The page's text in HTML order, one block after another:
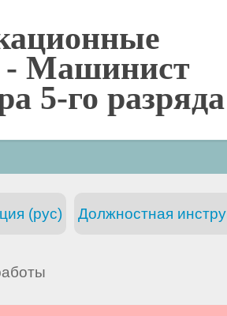
Машинист
5-го разряда
Должностная
(рус)